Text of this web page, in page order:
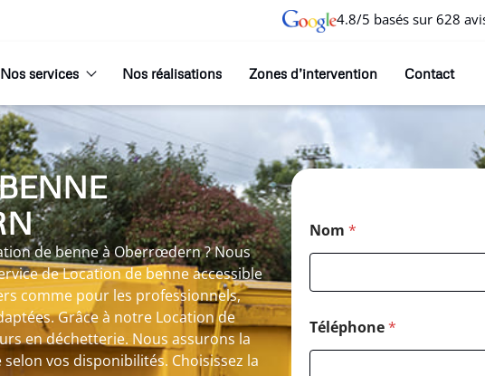
4.8/5 basés sur 628
Nos services Nos réalisations Zones d’intervention Contact
de benne à Oberrœdern ? Nous
de Location de benne accessible
comme pour les professionnels,
Grâce à notre Location de
en déchetterie. Nous assurons la
vos disponibilités. Choisissez la
Nom *
Téléphone*